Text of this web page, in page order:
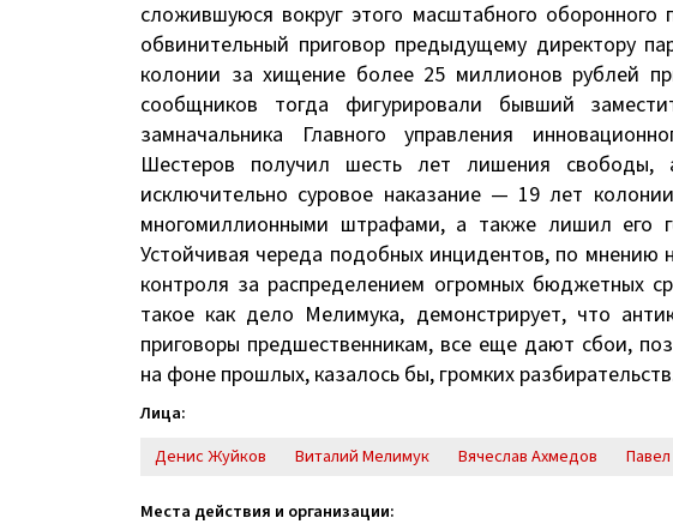
сложившуюся вокруг этого масштабного
обвинительный приговор предыдущему директору
колонии за хищение более 25 миллионов рублей
сообщников тогда фигурировали бывший
замначальника Главного управления
Шестеров получил шесть лет лишения
исключительно суровое наказание — 19 лет
многомиллионными штрафами, а также лишил его
Устойчивая череда подобных инцидентов, по
контроля за распределением огромных бюджетных
такое как дело Мелимука, демонстрирует, что
приговоры предшественникам, все еще дают сбои,
на фоне прошлых, казалось бы, громких
Лица:
Денис Жуйков
Виталий Мелимук Вячеслав Ахмедов
Места действия и организации: